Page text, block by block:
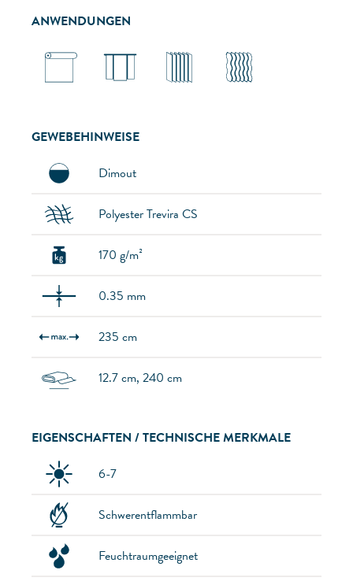
ANWENDUNGEN
GEWEBEHINWEISE
Dimout
Polyester Trevira CS
170 g/m²
0.35 mm
235 cm
12.7 cm, 240 cm
EIGENSCHAFTEN / TECHNISCHE MERKMALE
6-7
Schwerentflammbar
Feuchtraumgeeignet